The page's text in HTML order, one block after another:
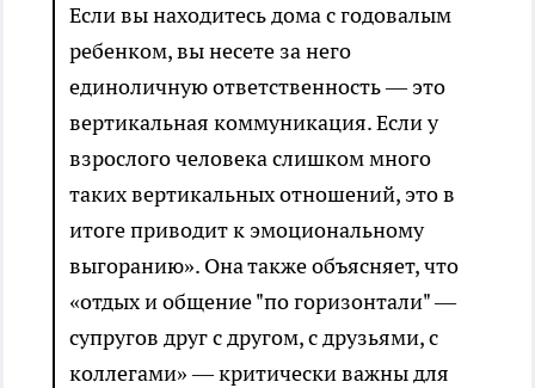
Если вы находитесь дома с годовалым
ребенком, вы несете за него
единоличную ответственность — это
вертикальная коммуникация. Если у
взрослого человека слишком много
таких вертикальных отношений, это в
итоге приводит к эмоциональному
выгоранию». Она также объясняет, что
«отдых и общение "по горизонтали" —
супругов друг с другом, с друзьями, с
коллегами» — критически важны для